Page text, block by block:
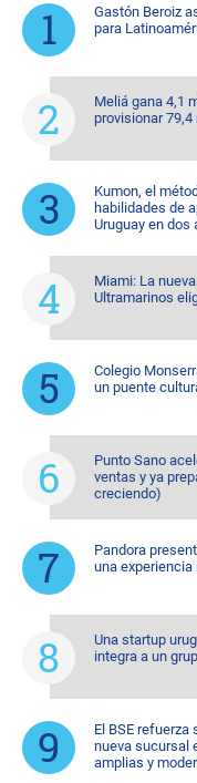
Gastón Beroiz
para
Meliá gana 4,1
provisionar
Kumon, el
habilidades de
Uruguay en dos
Miami: La
Ultramarinos
Colegio
un puente
Punto Sano
ventas y ya
creciendo)
Pandora
una
Una startup
integra a un
El BSE
nueva sucursal
amplias y